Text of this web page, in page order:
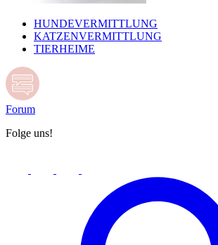
HUNDEVERMITTLUNG
KATZENVERMITTLUNG
TIERHEIME
Forum
Folge uns!